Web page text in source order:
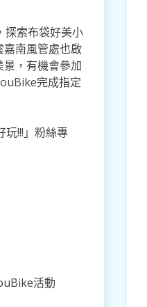
探索布袋好美小
南風管處也啟
，有機會參加
完成指定
!!!」粉絲專
活動